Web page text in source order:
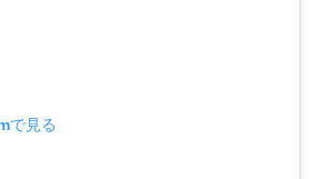
で見る